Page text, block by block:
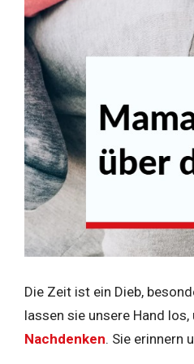
Die Zeit ist ein Dieb,
lassen sie unsere Hand
Nachdenken. Sie erinnern